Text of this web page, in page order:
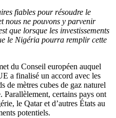
fiables pour résoudre le
nous ne pouvons y parvenir
que lorsque les investissements
le Nigéria pourra remplir cette
du Conseil européen auquel
a finalisé un accord avec les
mètres cubes de gaz naturel
certains pays ont
le Qatar et d’autres États au
potentiels.